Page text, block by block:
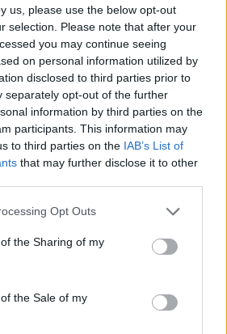
us, please use the below opt-out
selection. Please note that after your
you may continue seeing
on personal information utilized by
disclosed to third parties prior to
separately opt-out of the further
information by third parties on the
participants. This information may
to third parties on the IAB’s List of
that may further disclose it to other
Opt Outs
the Sharing of my
the Sale of my